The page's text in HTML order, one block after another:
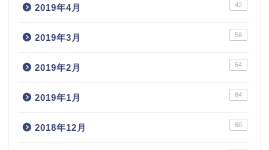
2019年4月 42
2019年3月 56
2019年2月 54
2019年1月 84
2018年12月 60